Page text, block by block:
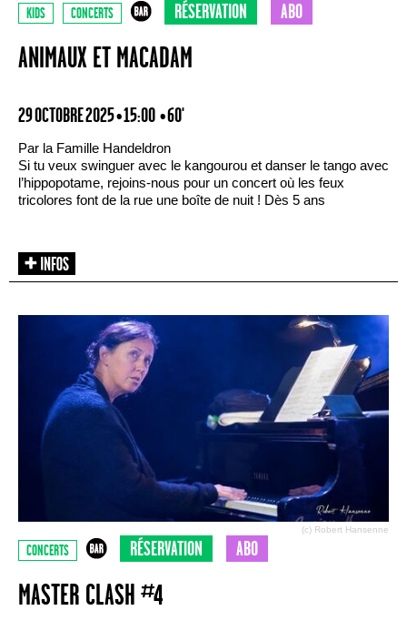
KIDS CONCERTS RÉSERVATION ABO
ANIMAUX ET MACADAM
29 OCTOBRE 2025 • 15:00 • 60'
Par la Famille Handeldron
Si tu veux swinguer avec le kangourou et danser le tango avec
l’hippopotame, rejoins-nous pour un concert où les feux
tricolores font de la rue une boîte de nuit ! Dès 5 ans
(c) Robert Hansenne
CONCERTS RÉSERVATION ABO
MASTER CLASH #4